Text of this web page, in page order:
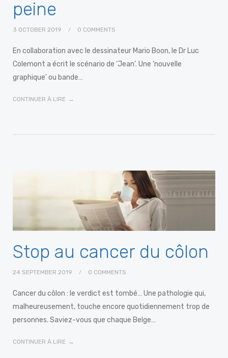
peine
3 OCTOBER 2019 0 COMMENTS
En collaboration avec le dessinateur Mario Boon, le Dr Luc
Colemont a écrit le scénario de ‘Jean’. Une ‘nouvelle
graphique’ ou bande…
CONTINUER À LIRE
Stop au cancer du côlon
24 SEPTEMBER 2019 0 COMMENTS
Cancer du côlon : le verdict est tombé… Une pathologie qui,
malheureusement, touche encore quotidiennement trop de
personnes. Saviez-vous que chaque Belge…
CONTINUER À LIRE